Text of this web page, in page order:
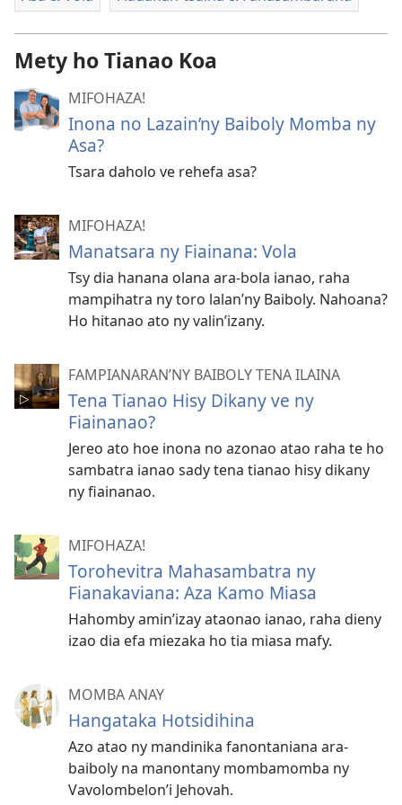
Mety ho Tianao Koa
MIFOHAZA!
Inona no Lazain’​ny Baiboly Momba ny
Asa?
Tsara daholo ve rehefa asa?
MIFOHAZA!
Manatsara ny Fiainana: Vola
Tsy dia hanana olana ara-bola ianao, raha
mampihatra ny toro lalan’ny Baiboly. Nahoana?
Ho hitanao ato ny valin’izany.
FAMPIANARAN’NY BAIBOLY TENA ILAINA
Tena Tianao Hisy Dikany ve ny
Fiainanao?
Jereo ato hoe inona no azonao atao raha te ho
sambatra ianao sady tena tianao hisy dikany
ny fiainanao.
MIFOHAZA!
Torohevitra Mahasambatra ny
Fianakaviana: Aza Kamo Miasa
Hahomby amin’izay ataonao ianao, raha dieny
izao dia efa miezaka ho tia miasa mafy.
MOMBA ANAY
Hangataka Hotsidihina
Azo atao ny mandinika fanontaniana ara-
baiboly na manontany mombamomba ny
Vavolombelon’i Jehovah.